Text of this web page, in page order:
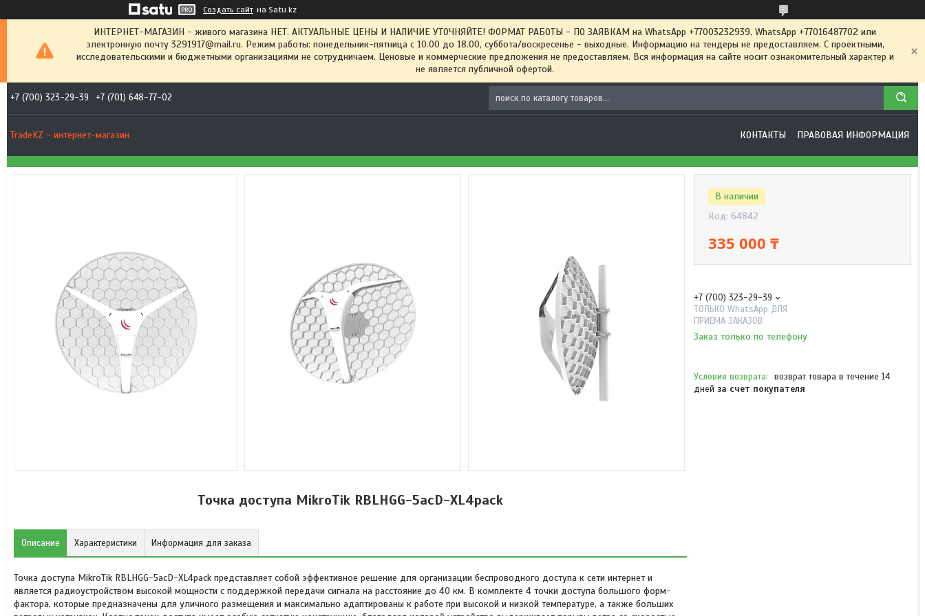
Создать сайт на Satu.kz
ИНТЕРНЕТ-МАГАЗИН - живого магазина НЕТ. АКТУАЛЬНЫЕ ЦЕНЫ И НАЛИЧИЕ УТОЧНЯЙТЕ! ФОРМАТ РАБОТЫ - ПО ЗАЯВКАМ на WhatsApp +77003232939, WhatsApp +77016487702 или
электронную почту 3291917@mail.ru. Режим работы: понедельник-пятница с 10.00 до 18.00, суббота/воскресенье - выходные. Информацию на тендеры не предоставляем. С проектными,
исследовательскими и бюджетными организациями не сотрудничаем. Ценовые и коммерческие предложения не предоставляем. Вся информация на сайте носит ознакомительный характер и
не является публичной офертой.
+7 (700) 323-29-39 +7 (701) 648-77-02
TradeKZ - интернет-магазин КОНТАКТЫ ПРАВОВАЯ ИНФОРМАЦИЯ
Точка доступа MikroTik RBLHGG-5acD-XL4pack
Описание Характеристики Информация для заказа
Точка доступа MikroTik RBLHGG-5acD-XL4pack представляет собой эффективное решение для организации беспроводного доступа к сети интернет и
является радиоустройством высокой мощности с поддержкой передачи сигнала на расстояние до 40 км. В комплекте 4 точки доступа большого форм-
фактора, которые предназначены для уличного размещения и максимально адаптированы к работе при высокой и низкой температуре, а также больших
В наличии
Код: 64842
335 000 ₸
+7 (700) 323-29-39
ТОЛЬКО WhatsApp ДЛЯ
ПРИЕМА ЗАКАЗОВ
Заказ только по телефону
возврат товара в течение 14
дней за счет покупателя